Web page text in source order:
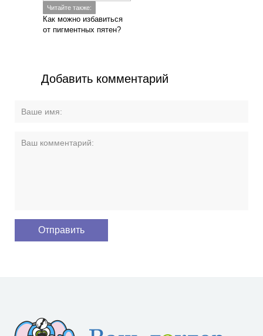
Читайте также:
Как можно избавиться
от пигментных пятен?
Добавить комментарий